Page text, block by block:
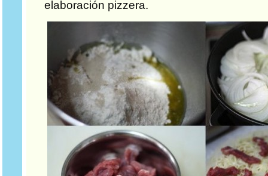
elaboración pizzera.